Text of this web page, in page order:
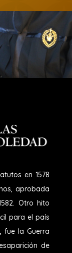
en 1578
aprobada
Otro hito
para el país
fue la Guerra
de